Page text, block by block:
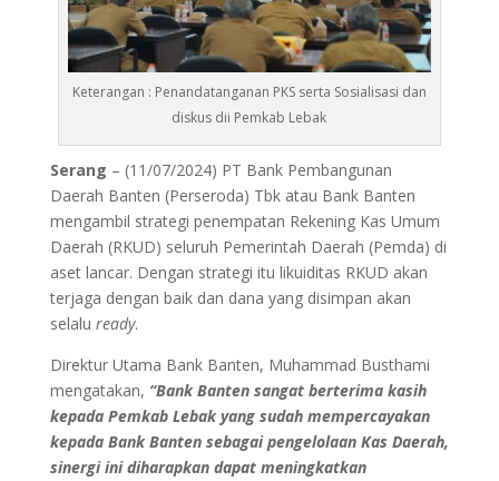
Keterangan : Penandatanganan PKS serta Sosialisasi dan
diskus dii Pemkab Lebak
Serang – (11/07/2024) PT Bank Pembangunan
Daerah Banten (Perseroda) Tbk atau Bank Banten
mengambil strategi penempatan Rekening Kas Umum
Daerah (RKUD) seluruh Pemerintah Daerah (Pemda) di
aset lancar. Dengan strategi itu likuiditas RKUD akan
terjaga dengan baik dan dana yang disimpan akan
selalu ready.
Direktur Utama Bank Banten, Muhammad Busthami
mengatakan, “Bank Banten sangat berterima kasih
kepada Pemkab Lebak yang sudah mempercayakan
kepada Bank Banten sebagai pengelolaan Kas Daerah,
sinergi ini diharapkan dapat meningkatkan